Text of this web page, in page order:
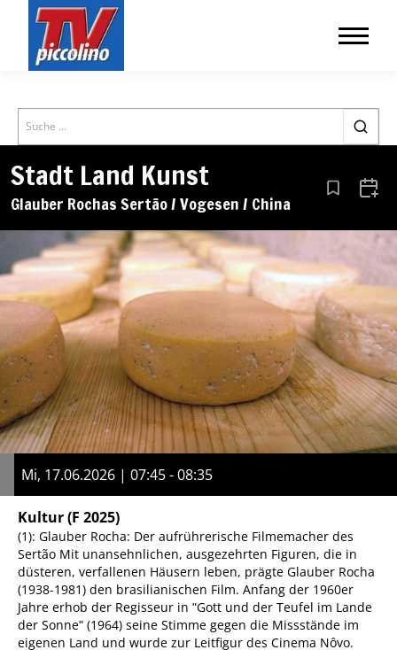
Search
Stadt Land Kunst
Glauber Rochas Sertão / Vogesen / China Aus den
Mi, 17.06.2026 | 07:45 - 08:35
Kultur(F 2025)
(1): Glauber Rocha: Der aufrührerische Filmemacher des
Sertão Mit unansehnlichen, ausgezehrten Figuren, die in
düsteren, verfallenen Häusern leben, prägte Glauber Rocha
(1938-1981) den brasilianischen Film. Anfang der 1960er
Jahre erhob der Regisseur in ʺGott und der Teufel im Lande
der Sonneʺ (1964) seine Stimme gegen die Missstände im
eigenen Land und wurde zur Leitfigur des Cinema Nôvo.